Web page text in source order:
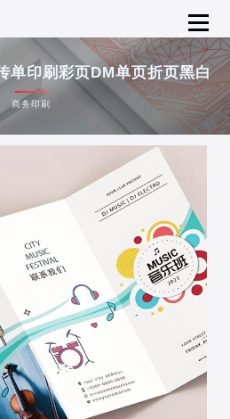
单印刷彩页DM单页折页黑白
商务印刷